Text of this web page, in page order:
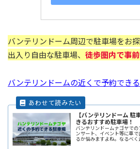
バンテリンドーム周辺で駐車場をお
出入り自由な駐車場、 徒歩圏内で事
バンテリンドームの近くで予約でき
【バンテリンドーム 駐
きるおすすめ駐車場！
バンテリンドームナゴヤで
ンサート、イベント等に車
るか悩みますよね。なるべ